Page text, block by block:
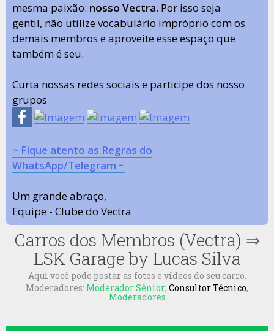
mesma paixão: nosso Vectra. Por isso seja
gentil, não utilize vocabulário impróprio com os
demais membros e aproveite esse espaço que
também é seu.
Curta nossas redes sociais e participe dos nosso
grupos
~ Fique atento as Regras do
WhatsApp/Telegram ~
Um grande abraço,
Equipe - Clube do Vectra
Carros dos Membros (Vectra) ⇒
LSK Garage by Lucas Silva
Aqui você pode postar as fotos e vídeos do seu carro.
Moderadores: Moderador Sênior, Consultor Técnico,
Moderadores